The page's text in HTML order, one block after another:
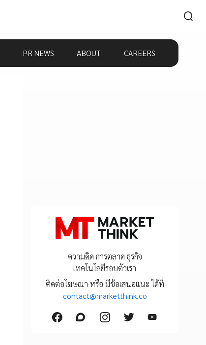
PR NEWS ABOUT CAREERS
ความคิด การตลาด ธุรกิจ
เทคโนโลยีรอบตัวเรา
ติดต่อโฆษณา หรือ มีข้อเสนอแนะ ได้ที่
contact@marketthink.co